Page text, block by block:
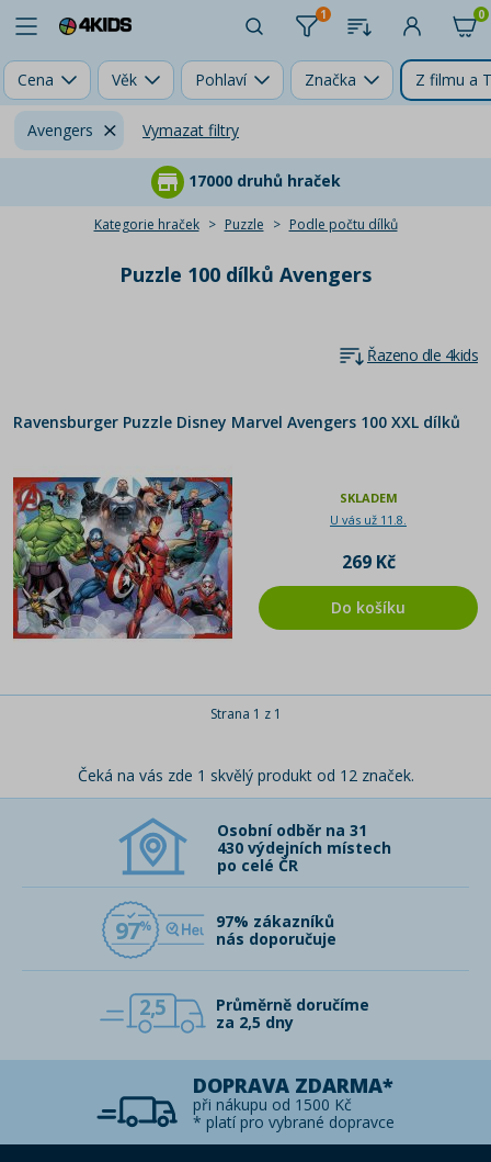
0
1
Cena Věk Pohlaví Značka Z filmu a
Avengers Vymazat filtry
17000 druhů hraček
Kategorie hraček Puzzle Podle počtu dílků
Puzzle 100 dílků Avengers
Řazeno dle 4kids
Ravensburger Puzzle Disney Marvel Avengers 100 XXL dílků
SKLADEM
U vás už 11.8.
269 Kč
Do košíku
Strana 1 z 1
Čeká na vás zde 1 skvělý produkt od 12 značek.
Osobní odběr na 31
430 výdejních místech
po celé ČR
97
97% zákazníků
nás doporučuje
2,5
Průměrně doručíme
za 2,5 dny
DOPRAVA ZDARMA*
při nákupu od 1500 Kč
* platí pro vybrané dopravce